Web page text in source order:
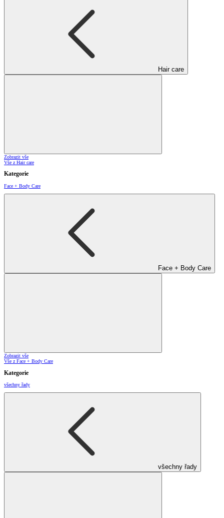
Hair care
Zobrazit vše
Vše z Hair care
Kategorie
Face + Body Care
Face + Body Care
Zobrazit vše
Vše z Face + Body Care
Kategorie
všechny řady
všechny řady